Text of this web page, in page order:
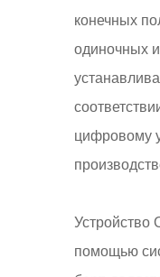
конечных
одиночных
цифровому
Устройство
помощью